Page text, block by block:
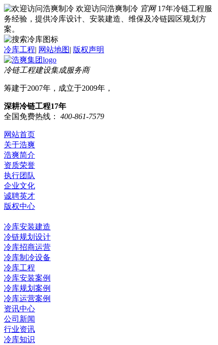
欢迎访问浩爽制冷 官网 17年冷链工程服
务经验，提供冷库设计、安装建造、维保及冷链园区规划方
案。
冷库工程| 网站地图| 版权声明
冷链工程建设集成服务商
筹建于2007年，成立于2009年，
深耕冷链工程17年
全国免费热线：
400-861-7579
网站首页
关于浩爽
浩爽简介
资质荣誉
执行团队
企业文化
诚聘英才
版权中心
冷库安装建造
冷链规划设计
冷库招商运营
冷库制冷设备
冷库工程
冷库安装案例
冷库规划案例
冷库运营案例
资讯中心
公司新闻
行业资讯
冷库知识